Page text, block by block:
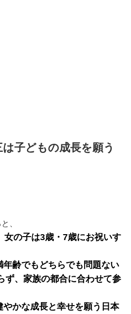
子どもの成長を願う
、
の子は3歳・7歳にお祝いす
齢でもどちらでも問題ない
、家族の都合に合わせて参
かな成長と幸せを願う日本